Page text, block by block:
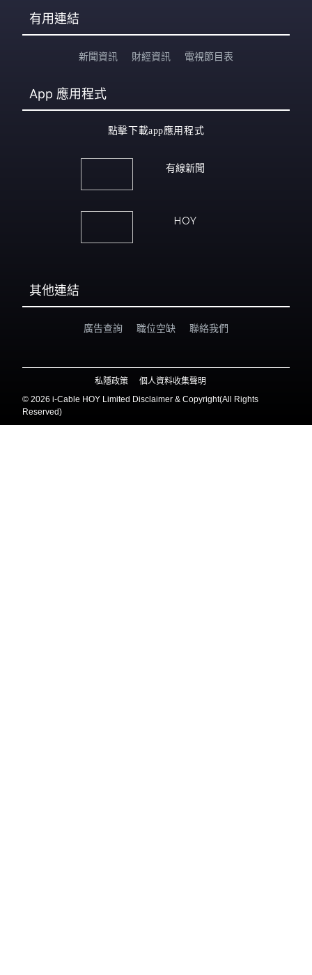
有用連結
新聞資訊 財經資訊 電視節目表
App 應用程式
點擊下載app應用程式
有線新聞
HOY
其他連結
廣告查詢 職位空缺 聯絡我們
私隱政策
個人資料收集聲明
© 2026 i-Cable HOY Limited Disclaimer & Copyright(All Rights
Reserved)